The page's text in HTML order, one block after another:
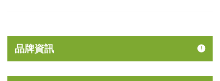
品牌資訊